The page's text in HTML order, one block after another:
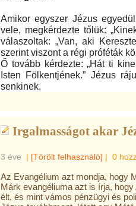
Amikor egyszer Jézus
vele, megkérdezte tőlük:
válaszoltak: „Van, aki
szerint viszont a régi próféták
Ő tovább kérdezte: „Hát ti
Isten Fölkentjének.” Jézus
senkinek.
Irgalmasságot akar
3 éve | [Törölt felhasználó] | 0
Az Evangélium azt mondja, hogy
Márk evangéliuma azt is írja,
élt, és mint vámos pénzügyi és